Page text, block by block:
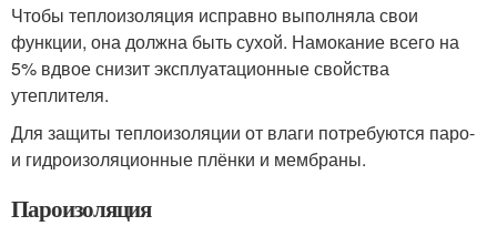
Чтобы теплоизоляция исправно выполняла свои
функции, она должна быть сухой. Намокание всего на
5% вдвое снизит эксплуатационные свойства
утеплителя.
Для защиты теплоизоляции от влаги потребуются паро-
и гидроизоляционные плёнки и мембраны.
Пароизоляция